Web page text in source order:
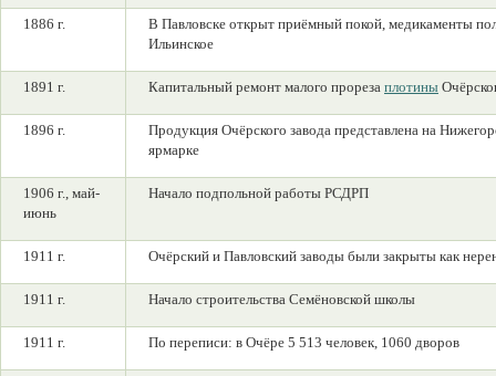
1886 г.
В Павловске открыт приёмный покой, медикаменты
Ильинское
1891 г. Капитальный ремонт малого прореза плотины
1896 г.
Продукция Очёрского завода представлена на
ярмарке
1906 г., май-
июнь
Начало подпольной работы РСДРП
1911 г. Очёрский и Павловский заводы были закрыты как
1911 г. Начало строительства Семёновской школы
1911 г. По переписи: в Очёре 5 513 человек, 1060 дворов